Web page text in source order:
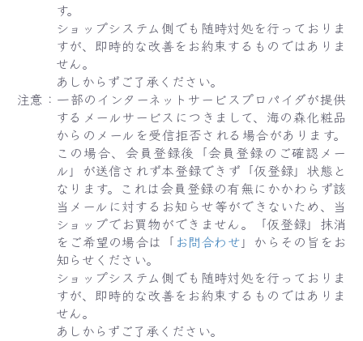
す。
ショップシステム側でも随時対処を行っておりま
すが、即時的な改善をお約束するものではありま
せん。
あしからずご了承ください。
注意：一部のインターネットサービスプロパイダが提供
するメールサービスにつきまして、海の森化粧品
からのメールを受信拒否される場合があります。
この場合、会員登録後「会員登録のご確認メー
ル」が送信されず本登録できず「仮登録」状態と
なります。これは会員登録の有無にかかわらず該
当メールに対するお知らせ等ができないため、当
ショップでお買物ができません。「仮登録」抹消
をご希望の場合は「 お問合わせ」からその旨をお
知らせください。
ショップシステム側でも随時対処を行っておりま
すが、即時的な改善をお約束するものではありま
せん。
あしからずご了承ください。